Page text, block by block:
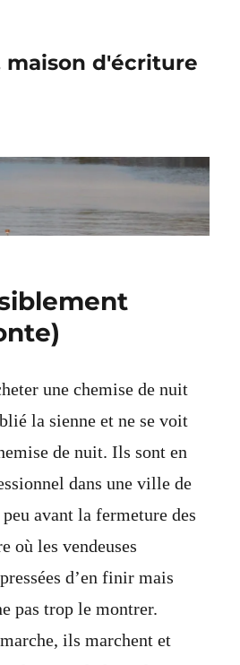
maison d'écriture
une chemise de nuit
la sienne et ne se voit
de nuit. Ils sont en
dans une ville de
avant la fermeture des
où les vendeuses
d’en finir mais
pas trop le montrer.
ils marchent et